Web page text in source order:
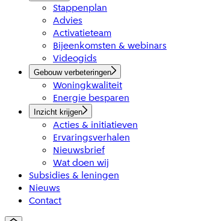
Stappenplan
Advies
Activatieteam
Bijeenkomsten & webinars
Videogids
Gebouw verbeteringen
Woningkwaliteit
Energie besparen
Inzicht krijgen
Acties & initiatieven
Ervaringsverhalen
Nieuwsbrief
Wat doen wij
Subsidies & leningen
Nieuws
Contact